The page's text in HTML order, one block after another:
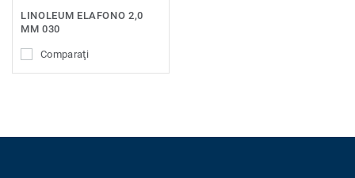
LINOLEUM ELAFONO 2,0
MM 030
Comparaţi